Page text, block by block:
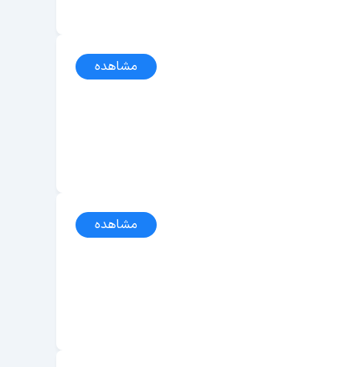
مشاهده
مشاهده